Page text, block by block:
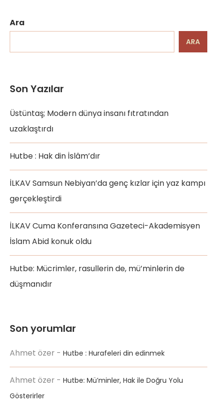
Ara
ARA
Son Yazılar
Üstüntaş; Modern dünya insanı fıtratından
uzaklaştırdı
Hutbe : Hak din İslâm’dır
İLKAV Samsun Nebiyan’da genç kızlar için yaz kampı
gerçekleştirdi
İLKAV Cuma Konferansına Gazeteci-Akademisyen
İslam Abid konuk oldu
Hutbe: Mücrimler, rasullerin de, mü’minlerin de
düşmanıdır
Son yorumlar
Ahmet özer - Hutbe : Hurafeleri din edinmek
Ahmet özer - Hutbe: Mü’minler, Hak ile Doğru Yolu
Gösterirler